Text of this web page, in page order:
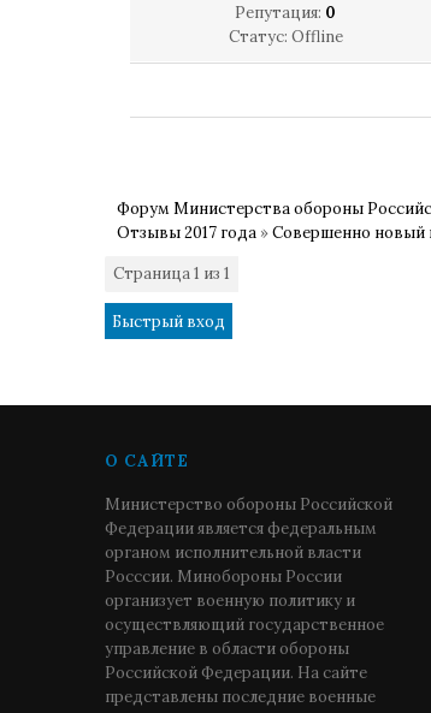
Репутация: 0
Статус: Offline
Форум Министерства обороны
Отзывы 2017 года »Совершенно новый
Страница1 из 1
О САЙТЕ
Министерство обороны Российской
Федерации является федеральным
органом исполнительной власти
Росссии. Минобороны России
организует военную политику и
осуществляющий государственное
управление в области обороны
Российской Федерации. На сайте
представлены последние военные